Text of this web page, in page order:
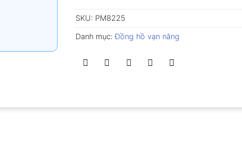
SKU: PM8225
Danh mục:Đồng hồ vạn năng